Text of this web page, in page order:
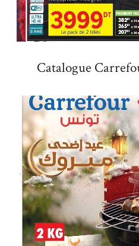
Catalogue